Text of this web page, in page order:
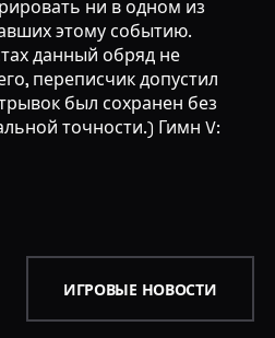
ни в одном из
этому событию.
данный обряд не
переписчик допустил
был сохранен без
точности.) Гимн V:
ИГРОВЫЕ НОВОСТИ